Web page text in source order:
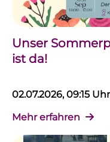
Unser
ist da!
02.07.2026, 09:15 Uhr
Mehr erfahren